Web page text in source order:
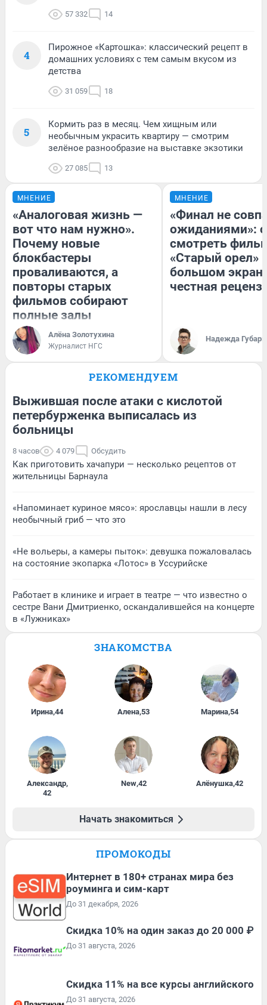
57 332 14
4
Пирожное «Картошка»: классический рецепт в
домашних условиях с тем самым вкусом из
детства
31 059 18
5
Кормить раз в месяц. Чем хищным или
необычным украсить квартиру — смотрим
зелёное разнообразие на выставке экзотики
27 085 13
МНЕНИЕ
«Аналоговая жизнь —
вот что нам нужно».
Почему новые
блокбастеры
проваливаются, а
повторы старых
фильмов собирают
полные залы
Алёна Золотухина
Журналист НГС
МНЕНИЕ
«Финал не
ожиданиями»:
смотреть
«Старый орел»
большом
честная
Надежда Губарь
РЕКОМЕНДУЕМ
Выжившая после атаки с кислотой
петербурженка выписалась из
больницы
8 часов 4 079 Обсудить
Как приготовить хачапури — несколько рецептов от
жительницы Барнаула
«Напоминает куриное мясо»: ярославцы нашли в лесу
необычный гриб — что это
«Не вольеры, а камеры пыток»: девушка пожаловалась
на состояние экопарка «Лотос» в Уссурийске
Работает в клинике и играет в театре — что известно о
сестре Вани Дмитриенко, оскандалившейся на концерте
в «Лужниках»
ЗНАКОМСТВА
Ирина,44 Алена,53 Марина,54
Александр,
42
New,42 Алёнушка,42
Начать знакомиться
ПРОМОКОДЫ
Интернет в 180+ странах мира без
роуминга и сим-карт
До 31 декабря, 2026
Скидка 10% на один заказ до 20 000 ₽
До 31 августа, 2026
Скидка 11% на все курсы английского
До 31 августа, 2026